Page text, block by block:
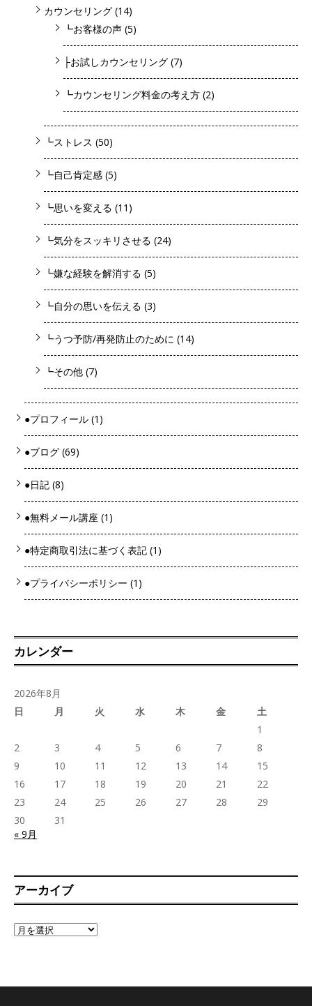
カウンセリング (14)
┗お客様の声 (5)
├お試しカウンセリング (7)
┗カウンセリング料金の考え方 (2)
┗ストレス (50)
┗自己肯定感 (5)
┗思いを変える (11)
┗気分をスッキリさせる (24)
┗嫌な経験を解消する (5)
┗自分の思いを伝える (3)
┗うつ予防/再発防止のために (14)
┗その他 (7)
●プロフィール (1)
●ブログ (69)
●日記 (8)
●無料メール講座 (1)
●特定商取引法に基づく表記 (1)
●プライバシーポリシー (1)
カレンダー
2026年8月
日
月 火 水 木 金
土
1
2
3 4 5 6 7
8
9
10 11 12 13 14
15
16
17 18 19 20 21
22
23
24 25 26 27 28
29
30
31
« 9月
アーカイブ
ア
ー